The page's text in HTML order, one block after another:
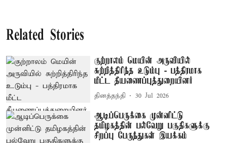
Related Stories
குற்றாலம் மெயின் அருவியில்
சுற்றித்திரிந்த உடும்பு - பத்திரமாக
மீட்ட தீயணைப்புத்துறையினர்
தினத்தந்தி 30 Jul 2026
ஆடிப்பெருக்கை முன்னிட்டு
தமிழகத்தின் பல்வேறு பகுதிகளுக்கு
சிறப்பு பேருந்துகள் இயக்கம்